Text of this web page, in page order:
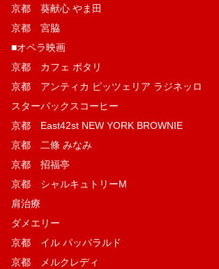
京都 葵献心 やま田
京都 宮脇
■オペラ映画
京都 カフェ ポタリ
京都 アンティカ ピッツェリア ラジネッロ
スターバックスコーヒー
京都 East42st NEW YORK BROWNIE
京都 二條 みなみ
京都 招福亭
京都 シャルキュトリーM
肩治療
ダメエリー
京都 イル パッパラルド
京都 メルクレディ